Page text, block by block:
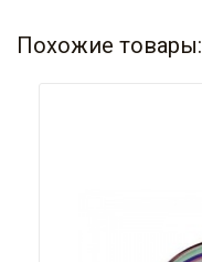
Похожие товары: